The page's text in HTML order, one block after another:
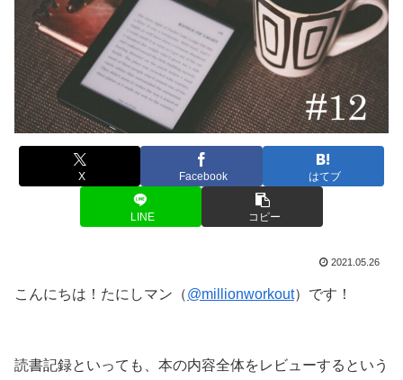
X Facebook はてブ
LINE コピー
2021.05.26
こんにちは！たにしマン（@millionworkout）です！
読書記録といっても、本の内容全体をレビューするという